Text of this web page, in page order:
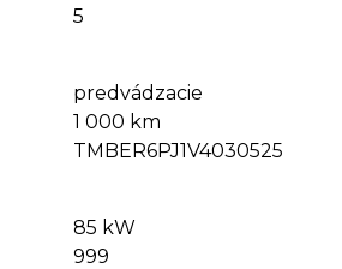
5
predvádzacie
1 000 km
TMBER6PJ1V4030525
85 kW
999